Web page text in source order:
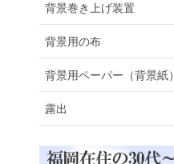
背景巻き上げ装置
背景用の布
背景用ペーパー（背景紙）
露出